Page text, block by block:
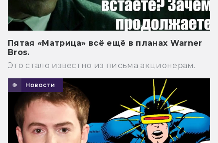
Пятая «Матрица» всё ещё в планах Warner
Bros.
Это стало известно из письма акционерам.
Новости